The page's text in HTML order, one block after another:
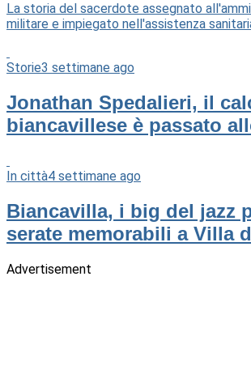
La storia del sacerdote assegnato
militare e impiegato nell'assistenza
Storie3 settimane ago
Jonathan Spedalieri, il
biancavillese è passato
In città4 settimane ago
Biancavilla, i big del jazz
serate memorabili a Villa
Advertisement